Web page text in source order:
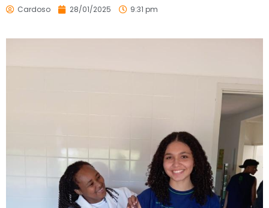
Cardoso 28/01/2025 9:31 pm